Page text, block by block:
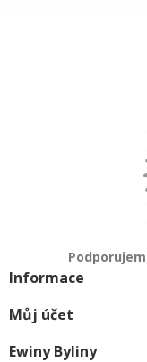
Informace
Můj účet
Ewiny Byliny